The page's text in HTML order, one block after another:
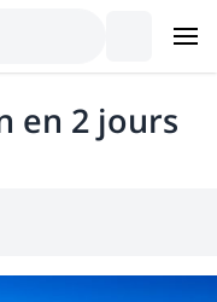
en 2 jours